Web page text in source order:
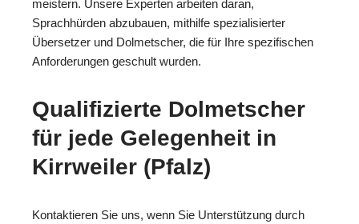
meistern. Unsere Experten arbeiten daran,
Sprachhürden abzubauen, mithilfe spezialisierter
Übersetzer und Dolmetscher, die für Ihre spezifischen
Anforderungen geschult wurden.
Qualifizierte Dolmetscher
für jede Gelegenheit in
Kirrweiler (Pfalz)
Kontaktieren Sie uns, wenn Sie Unterstützung durch